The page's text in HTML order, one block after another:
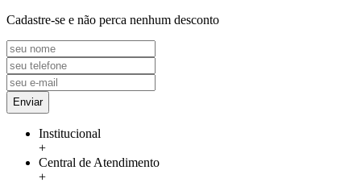
Cadastre-se e não perca nenhum desconto
Enviar
Institucional
+
Central de Atendimento
+